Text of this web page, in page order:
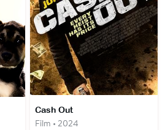
Cash Out
Film • 2024